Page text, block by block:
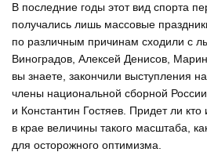
В последние годы этот вид спорта
получались лишь массовые
по различным причинам сходили с
Виноградов, Алексей Денисов,
вы знаете, закончили выступления
члены национальной сборной
и Константин Гостяев. Придет ли
в крае величины такого масштаба,
для осторожного оптимизма.